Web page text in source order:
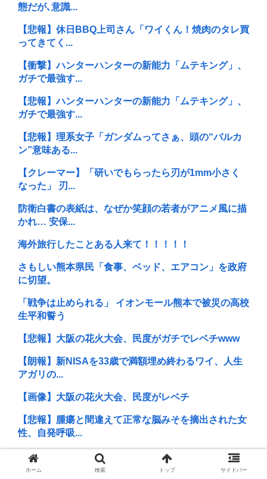
態だが､意識...
【悲報】休日BBQ上司さん「ワイくん！焼肉のタレ買
ってきてく...
【衝撃】ハンターハンターの新能力「ムテキング」、
ガチで最強す...
【悲報】ハンターハンターの新能力「ムテキング」、
ガチで最強す...
【悲報】理系女子「ガンダムってさぁ、頭の“バルカ
ン”意味ある...
【クレーマー】「研いでもらったら刃が1mm小さく
なった」 刃...
防衛白書の表紙は、なぜか笑顔の若者がアニメ風に描
かれ… 安保...
海外旅行したことある人来て！！！！！
さもしい熊本県民「食事、ベッド、エアコン」を政府
に切望。
「戦争は止められる」 イオンモール熊本で被災の高校
生平和誓う
【悲報】大阪の花火大会、民度がガチでレベチwww
【朗報】新NISAを33歳で満額埋め終わるワイ、人生
アガリの...
【画像】大阪の花火大会、民度がレベチ
【悲報】腫瘍と間違えて正常な脳みそを摘出された女
性、自発呼吸...
【悲報】大久保佳代子、100万円貢いだ“最後の恋
愛”は「本名...
ホーム 検索 トップ サイドバー